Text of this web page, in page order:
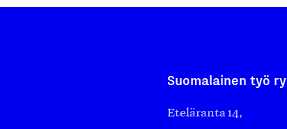
Suomalainen työ ry
Eteläranta 14,